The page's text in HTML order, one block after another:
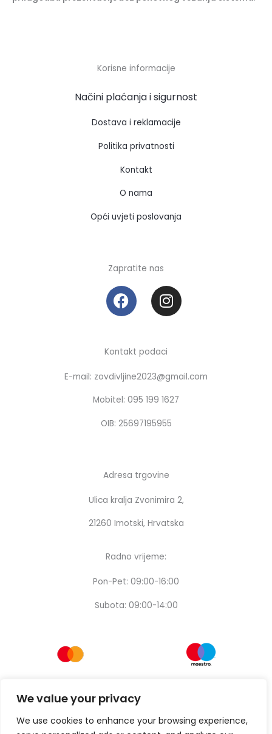
We value your privacy
We use cookies to enhance your browsing experience,
Korisne informacije
Načini plaćanja i sigurnost
Dostava i reklamacije
Politika privatnosti
Kontakt
O nama
Opći uvjeti poslovanja
Zapratite nas
F
a
c
b
o
o
k
I
n
s
a
r
a
m
Kontakt podaci
E-mail: zovdivljine2023@gmail.com
Mobitel: 095 199 1627
OIB: 25697195955
Adresa trgovine
Ulica kralja Zvonimira 2,
21260 Imotski, Hrvatska
Radno vrijeme:
Pon-Pet: 09:00-16:00
Subota: 09:00-14:00